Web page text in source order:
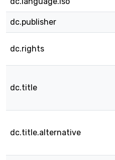
dc.publisher
dc.rights
dc.title
dc.title.alternative